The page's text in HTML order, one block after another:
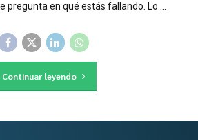
pregunta en qué estás fallando. Lo ...
Continuar leyendo